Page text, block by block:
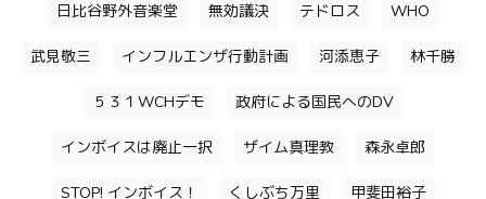
日比谷野外音楽堂 無効議決 テドロス WHO
武見敬三 インフルエンザ行動計画 河添恵子 林千勝
５３１WCHデモ 政府による国民へのDV
インボイスは廃止一択 ザイム真理教 森永卓郎
STOP! インボイス！ くしぶち万里 甲斐田裕子